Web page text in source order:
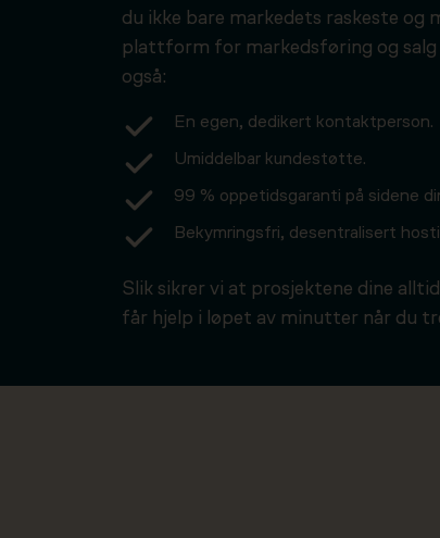
du ikke bare markedets raskeste og
plattform for markedsføring og salg
også:
En egen, dedikert kontaktperson.
Umiddelbar kundestøtte.
99 % oppetidsgaranti på sidene
Bekymringsfri, desentralisert
Slik sikrer vi at prosjektene dine
får hjelp i løpet av minutter når du